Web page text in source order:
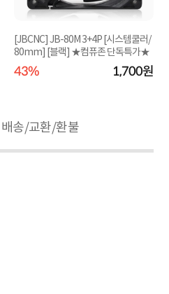
[JBCNC] JB-80M 3+4P [시스템쿨러/
80mm] [블랙] ★컴퓨존 단독특가★
43% 1,700원
배송/교환/환불